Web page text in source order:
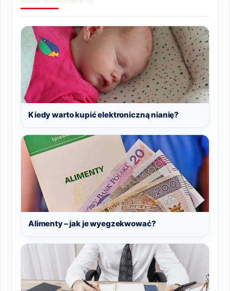
Kiedy warto kupić elektroniczną nianię?
Alimenty – jak je wyegzekwować?